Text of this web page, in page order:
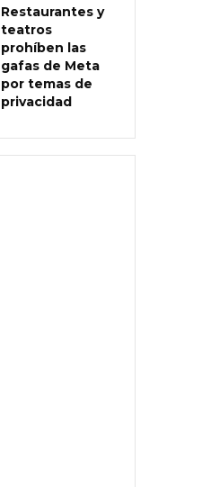
Restaurantes y
teatros
prohíben las
gafas de Meta
por temas de
privacidad